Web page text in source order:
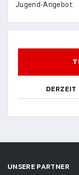
Jugend-Angebot:
DERZEIT
UNSERE PARTNER